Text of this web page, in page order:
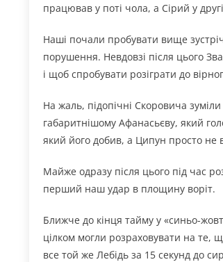
працював у поті чола, а Сірий у
Наші почали пробувати вище
порушення. Невдовзі після цього
і щоб спробувати розіграти до
На жаль, підопічні Скоровича
габаритнішому Афанасьєву, який
який його добив, а Ципун просто не
Майже одразу після цього під час
перший наш удар в площину воріт.
Ближче до кінця тайму у «синьо-
цілком могли розраховувати на те,
все той же Лебідь за 15 секунд до